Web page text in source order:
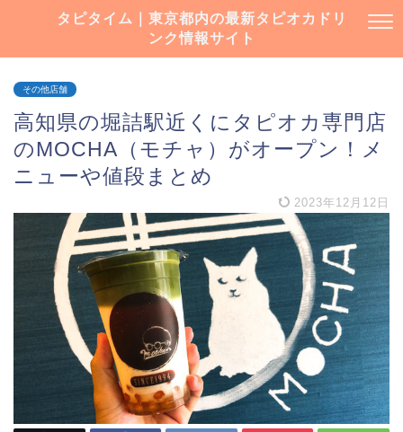
タピタイム｜東京都内の最新タピオカドリ
ンク情報サイト
その他店舗
高知県の堀詰駅近くにタピオカ専門店
のMOCHA（モチャ）がオープン！メ
ニューや値段まとめ
2023年12月12日